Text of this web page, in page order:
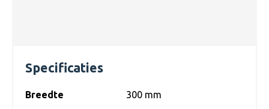
Specificaties
Breedte
300 mm